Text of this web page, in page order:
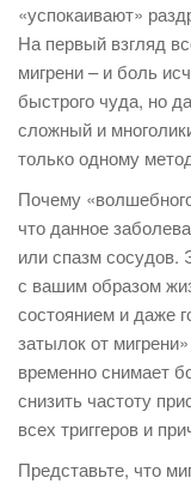
«успокаивают»
На первый взгляд
мигрени – и боль
быстрого чуда, но
сложный и
только одному
Почему
что данное
или спазм сосудов.
с вашим образом
состоянием и даже
затылок от
временно снимает
снизить частоту
всех триггеров и
Представьте, что